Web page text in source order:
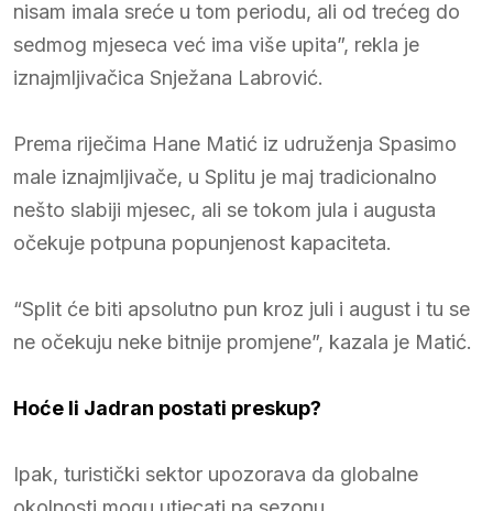
nisam imala sreće u tom periodu, ali od trećeg do
sedmog mjeseca već ima više upita”, rekla je
iznajmljivačica Snježana Labrović.
Prema riječima Hane Matić iz udruženja Spasimo
male iznajmljivače, u Splitu je maj tradicionalno
nešto slabiji mjesec, ali se tokom jula i augusta
očekuje potpuna popunjenost kapaciteta.
“Split će biti apsolutno pun kroz juli i august i tu se
ne očekuju neke bitnije promjene”, kazala je Matić.
Hoće li Jadran postati preskup?
Ipak, turistički sektor upozorava da globalne